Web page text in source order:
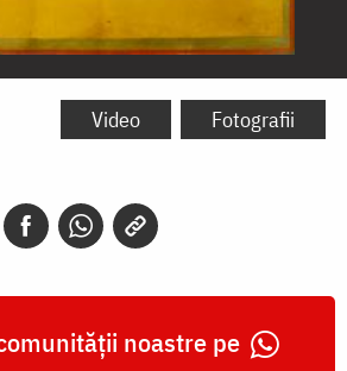
Video Fotografii
noastre pe